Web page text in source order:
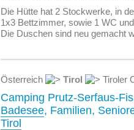
Die Hütte hat 2 Stockwerke, in
1x3 Bettzimmer, sowie 1 WC
Die Duschen sind neu gemacht
Österreich Tirol Tiroler
Camping Prutz-Serfaus-
Badesee, Familien,
Tirol